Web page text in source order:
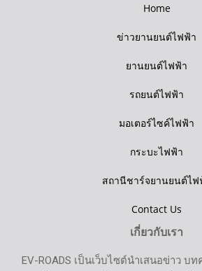
Home
ข่าวยานยนต์ไฟฟ้า
ยานยนต์ไฟฟ้า
รถยนต์ไฟฟ้า
มอเตอร์ไซค์ไฟฟ้า
กระบะไฟฟ้า
สถานีชาร์จยานยนต์ไฟ
Contact Us
เกี่ยวกับเรา
EV-ROADS เป็นเว็บไซต์นำเสนอข่าว บ